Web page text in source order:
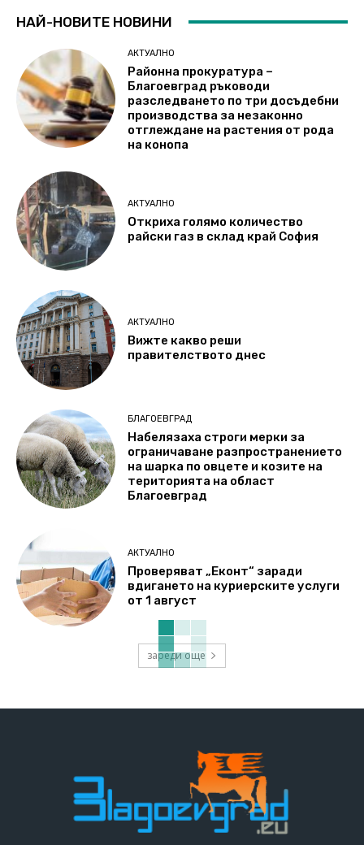
НАЙ-НОВИТЕ НОВИНИ
АКТУАЛНО
Районна прокуратура –
Благоевград ръководи
разследването по три досъдебни
производства за незаконно
отглеждане на растения от рода
на конопа
АКТУАЛНО
Откриха голямо количество
райски газ в склад край София
АКТУАЛНО
Вижте какво реши
правителството днес
БЛАГОЕВГРАД
Набелязаха строги мерки за
ограничаване разпространението
на шарка по овцете и козите на
територията на област
Благоевград
АКТУАЛНО
Проверяват „Еконт“ заради
вдигането на куриерските услуги
от 1 август
зареди още